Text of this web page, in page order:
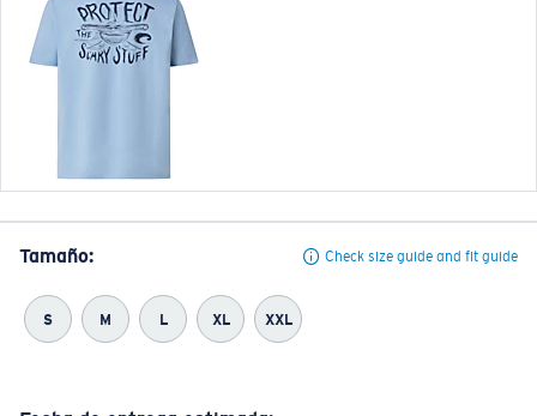
Tamaño: Check size guide and fit guide
S M L XL XXL